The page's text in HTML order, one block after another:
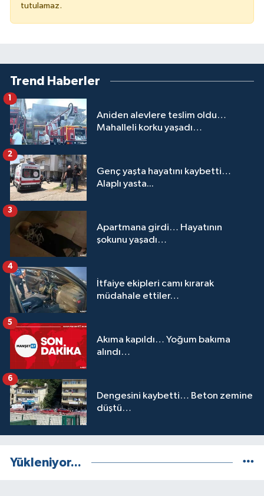
tutulamaz.
Trend Haberler
Aniden alevlere teslim oldu…
Mahalleli korku yaşadı…
1
Genç yaşta hayatını kaybetti…
Alaplı yasta...
2
Apartmana girdi… Hayatının
şokunu yaşadı…
3
İtfaiye ekipleri camı kırarak
müdahale ettiler…
4
Akıma kapıldı… Yoğum bakıma
alındı…
5
Dengesini kaybetti… Beton zemine
düştü…
6
Yükleniyor...